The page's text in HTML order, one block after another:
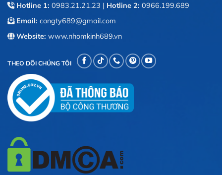
Hotline 1: 0983.21.21.23 | Hotline 2: 0966.199.689
Email: congty689@gmail.com
Website: www.nhomkinh689.vn
THEO DÕI CHÚNG TÔI